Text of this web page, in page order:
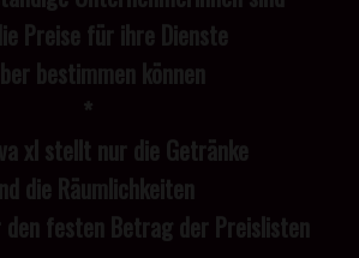
Preise für ihre Dienste
bestimmen können
*
xl stellt nur die Getränke
die Räumlichkeiten
festen Betrag der Preislisten